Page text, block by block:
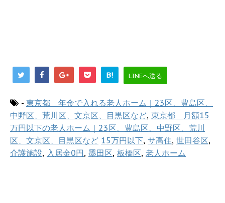
B! LINEへ送る
- 東京都 年金で入れる老人ホーム｜23区、豊島区、
中野区、荒川区、文京区、目黒区など, 東京都 月額15
万円以下の老人ホーム｜23区、豊島区、中野区、荒川
区、文京区、目黒区など 15万円以下, サ高住, 世田谷区,
介護施設, 入居金0円, 墨田区, 板橋区, 老人ホーム